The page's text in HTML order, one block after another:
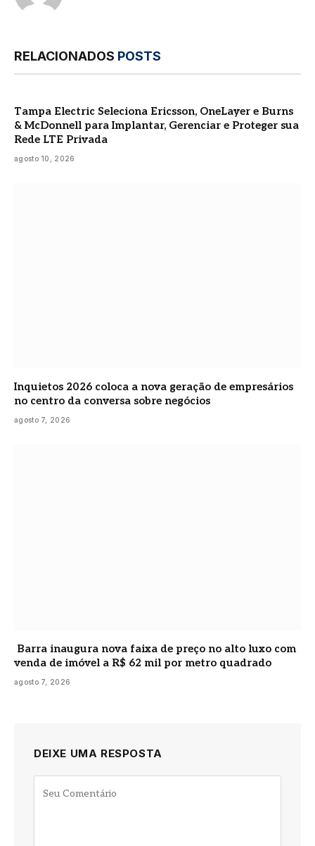
RELACIONADOS POSTS
Tampa Electric Seleciona Ericsson, OneLayer e Burns
& McDonnell para Implantar, Gerenciar e Proteger sua
Rede LTE Privada
agosto 10, 2026
Inquietos 2026 coloca a nova geração de empresários
no centro da conversa sobre negócios
agosto 7, 2026
Barra inaugura nova faixa de preço no alto luxo com
venda de imóvel a R$ 62 mil por metro quadrado
agosto 7, 2026
DEIXE UMA RESPOSTA